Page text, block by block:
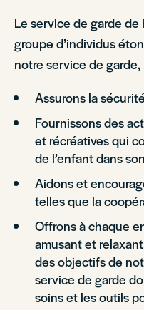
Le service de garde
groupe d’individus
notre service de garde,
Assurons la
Fournissons des
et récréatives qui
de l’enfant dans
Aidons et
telles que la
Offrons à chaque
amusant et
des objectifs de
service de garde
soins et les outils